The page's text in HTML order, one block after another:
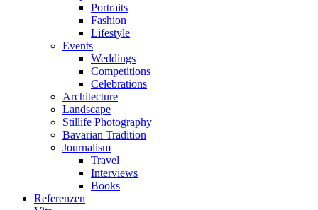
Portraits
Fashion
Lifestyle
Events
Weddings
Competitions
Celebrations
Architecture
Landscape
Stillife Photography
Bavarian Tradition
Journalism
Travel
Interviews
Books
Referenzen